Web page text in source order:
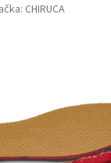
CHIRUCA